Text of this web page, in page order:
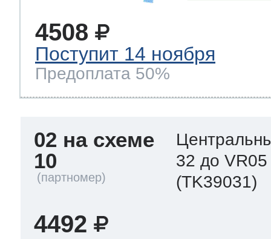
4508
Поступит 14 ноября
Предоплата 50%
02 на схеме
10
32 до VR05
(TK39031)
4492